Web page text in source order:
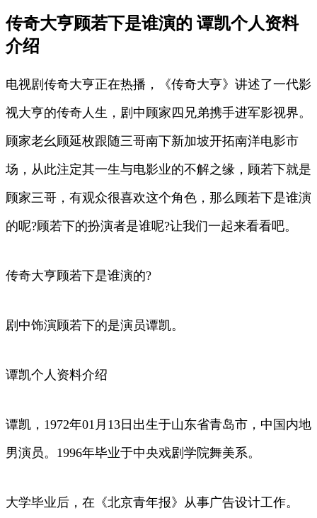
传奇大亨顾若下是谁演的 谭凯个人资料
介绍
电视剧传奇大亨正在热播，《传奇大亨》讲述了一代影
视大亨的传奇人生，剧中顾家四兄弟携手进军影视界。
顾家老幺顾延枚跟随三哥南下新加坡开拓南洋电影市
场，从此注定其一生与电影业的不解之缘，顾若下就是
顾家三哥，有观众很喜欢这个角色，那么顾若下是谁演
的呢?顾若下的扮演者是谁呢?让我们一起来看看吧。
传奇大亨顾若下是谁演的?
剧中饰演顾若下的是演员谭凯。
谭凯个人资料介绍
谭凯，1972年01月13日出生于山东省青岛市，中国内地
男演员。1996年毕业于中央戏剧学院舞美系。
大学毕业后，在《北京青年报》从事广告设计工作。